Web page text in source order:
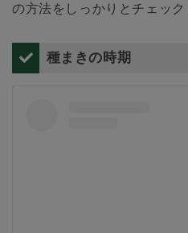
の方法をしっかりとチェック
種まきの時期